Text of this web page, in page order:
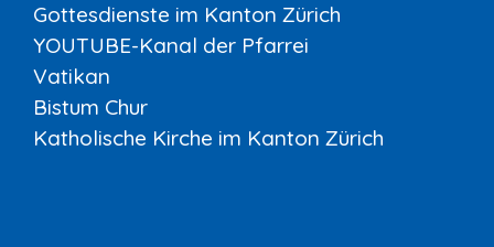
Gottesdienste im Kanton Zürich
YOUTUBE-Kanal der Pfarrei
Vatikan
Bistum Chur
Katholische Kirche im Kanton Zürich